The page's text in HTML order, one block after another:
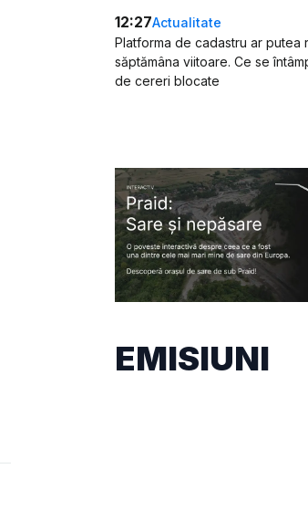
12:27Actualitate
Platforma de cadastru ar putea
săptămâna viitoare. Ce se
de cereri blocate
EMISIUNI